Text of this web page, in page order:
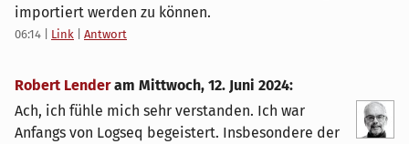
importiert werden zu können.
06:14 Link Antwort
Robert Lenderam Mittwoch, 12. Juni 2024:
Ach, ich fühle mich sehr verstanden. Ich war
Anfangs von Logseq begeistert. Insbesondere der